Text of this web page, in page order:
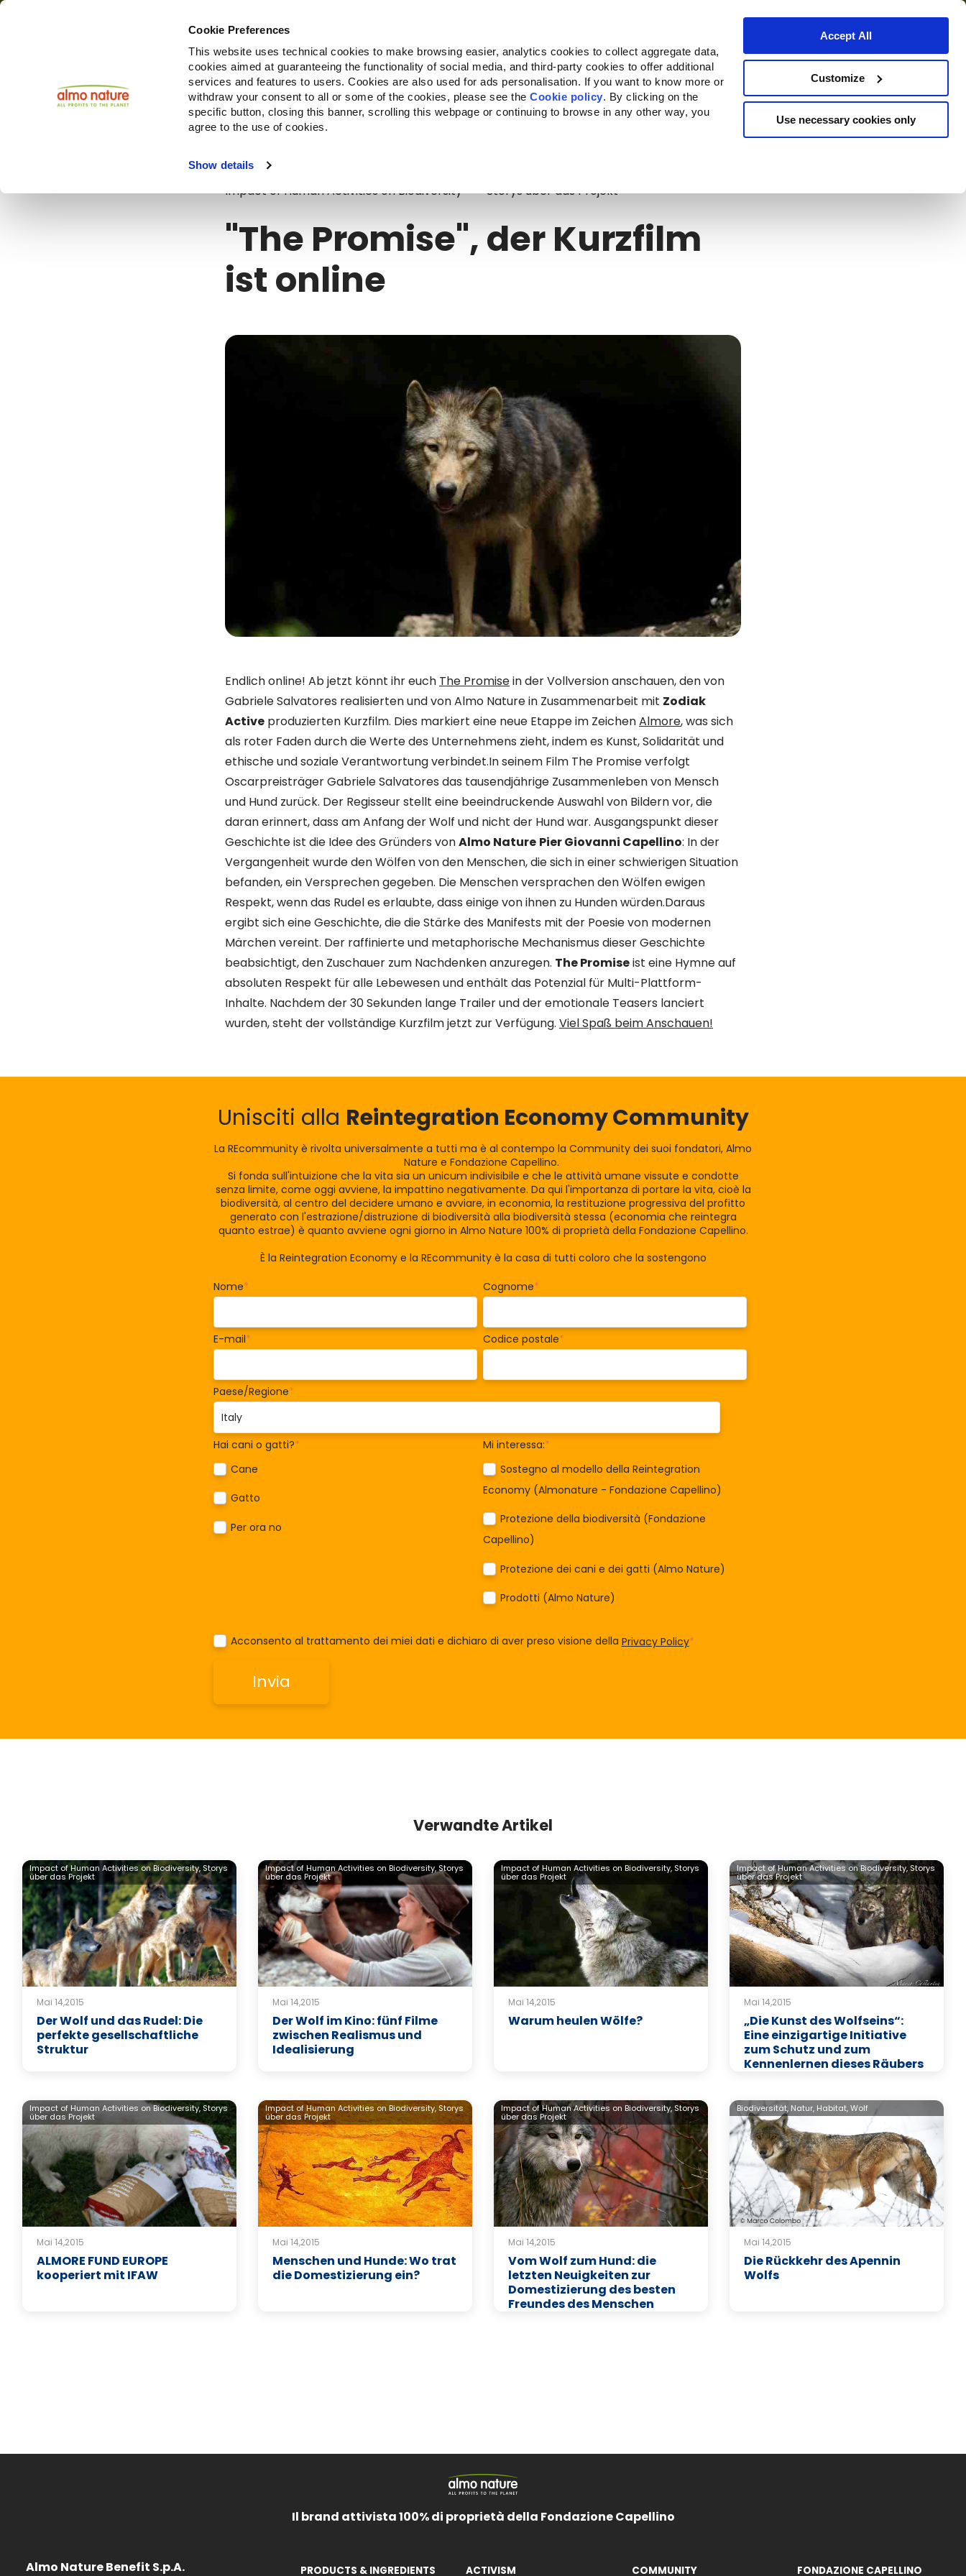
Cookie Preferences
This website uses technical cookies to make browsing easier, analytics cookies to collect aggregate data,
cookies aimed at guaranteeing the functionality of social media, and third-party cookies to offer additional
services and features to users. Cookies are also used for ads personalisation. If you want to know more or
withdraw your consent to all or some of the cookies, please see theCookie policy. By clicking on the
specific button, closing this banner, scrolling this webpage or continuing to browse in any other way, you
agree to the use of cookies.
Show details
Accept All
Customize
Use necessary cookies only
Produkte Companion for Life Ausschreibung Über uns Bezugsquellen
Impact of Human Activities on Biodiversity Storys über das Projekt
"The Promise", der Kurzfilm
ist online
Endlich online! Ab jetzt könnt ihr euch The Promisein der Vollversion anschauen, den von
Gabriele Salvatores realisierten und von Almo Nature in Zusammenarbeit mit Zodiak
Active produzierten Kurzfilm. Dies markiert eine neue Etappe im ZeichenAlmore, was sich
als roter Faden durch die Werte des Unternehmens zieht, indem es Kunst, Solidarität und
ethische und soziale Verantwortung verbindet.In seinem Film The Promise verfolgt
Oscarpreisträger Gabriele Salvatores das tausendjährige Zusammenleben von Mensch
und Hund zurück. Der Regisseur stellt eine beeindruckende Auswahl von Bildern vor, die
daran erinnert, dass am Anfang der Wolf und nicht der Hund war. Ausgangspunkt dieser
Geschichte ist die Idee des Gründers vonAlmo Nature Pier Giovanni Capellino: In der
Vergangenheit wurde den Wölfen von den Menschen, die sich in einer schwierigen Situation
befanden, ein Versprechen gegeben. Die Menschen versprachen den Wölfen ewigen
Respekt, wenn das Rudel es erlaubte, dass einige von ihnen zu Hunden würden.Daraus
ergibt sich eine Geschichte, die die Stärke des Manifests mit der Poesie von modernen
Märchen vereint. Der raffinierte und metaphorische Mechanismus dieser Geschichte
beabsichtigt, den Zuschauer zum Nachdenken anzuregen. The Promiseist eine Hymne auf
absoluten Respekt für alle Lebewesen und enthält das Potenzial für Multi-Plattform-
Inhalte. Nachdem der 30 Sekunden lange Trailer und der emotionale Teasers lanciert
wurden, steht der vollständige Kurzfilm jetzt zur Verfügung. Viel Spaß beim Anschauen!
Unisciti alla Reintegration Economy Community
La REcommunity è rivolta universalmente a tutti ma è al contempo la Community dei suoi fondatori, Almo
Nature e Fondazione Capellino.
Si fonda sull'intuizione che la vita sia un unicum indivisibile e che le attività umane vissute e condotte
senza limite, come oggi avviene, la impattino negativamente. Da qui l'importanza di portare la vita, cioè la
biodiversità, al centro del decidere umano e avviare, in economia, la restituzione progressiva del profitto
generato con l'estrazione/distruzione di biodiversità alla biodiversità stessa (economia che reintegra
quanto estrae) è quanto avviene ogni giorno in Almo Nature 100% di proprietà della Fondazione Capellino.
È la Reintegration Economy e la REcommunity è la casa di tutti coloro che la sostengono
Nome* Cognome*
E-mail* Codice postale*
Paese/Regione*
Hai cani o gatti?*
Cane
Gatto
Per ora no
Mi interessa:*
Sostegno al modello della Reintegration
Economy (Almonature - Fondazione Capellino)
Protezione della biodiversità (Fondazione
Capellino)
Protezione dei cani e dei gatti (Almo Nature)
Prodotti (Almo Nature)
Acconsento al trattamento dei miei dati e dichiaro di aver preso visione della Privacy Policy*
Verwandte Artikel
Impact of Human Activities on Biodiversity, Storys
über das Projekt
Mai 14,2015
Der Wolf und das Rudel: Die
perfekte gesellschaftliche
Struktur
Impact of Human Activities on Biodiversity, Storys
über das Projekt
Mai 14,2015
Der Wolf im Kino: fünf Filme
zwischen Realismus und
Idealisierung
Impact of Human Activities on Biodiversity, Storys
über das Projekt
Mai 14,2015
Warum heulen Wölfe?
Impact of Human Activities on Biodiversity, Storys
über das Projekt
Mai 14,2015
„Die Kunst des Wolfseins“:
Eine einzigartige Initiative
zum Schutz und zum
Kennenlernen dieses Räubers
Impact of Human Activities on Biodiversity,Storys
über das Projekt
Mai 14,2015
ALMORE FUND EUROPE
kooperiert mit IFAW
Impact of Human Activities on Biodiversity, Storys
über das Projekt
Mai 14,2015
Menschen und Hunde: Wo trat
die Domestizierung ein?
Impact of Human Activities on Biodiversity,Storys
über das Projekt
Mai 14,2015
Vom Wolf zum Hund: die
letzten Neuigkeiten zur
Domestizierung des besten
Freundes des Menschen
Biodiversität, Natur, Habitat,Wolf
Mai 14,2015
Die Rückkehr des Apennin
Wolfs
Il brand attivista 100% di proprietà della Fondazione Capellino
Almo Nature Benefit S.p.A.
PRODUCTS & INGREDIENTS ACTIVISM COMMUNITY FONDAZIONE CAPELLINO